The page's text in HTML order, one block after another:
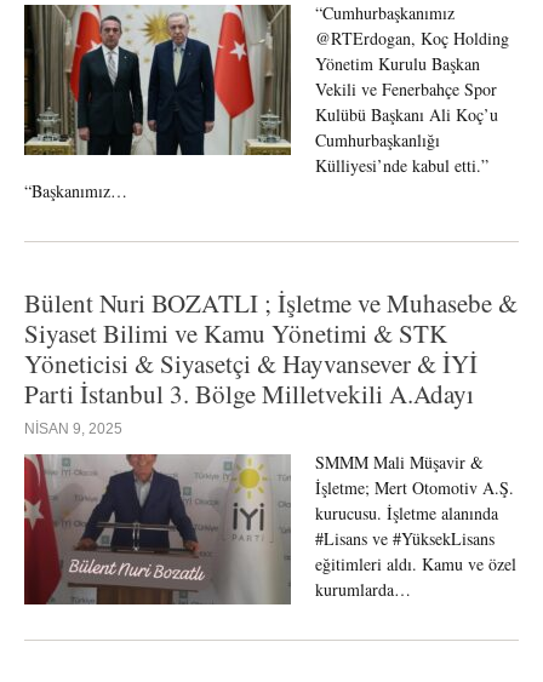
“Cumhurbaşkanımız
@RTErdogan, Koç Holding
Yönetim Kurulu Başkan
Vekili ve Fenerbahçe Spor
Kulübü Başkanı Ali Koç’u
Cumhurbaşkanlığı
Külliyesi’nde kabul etti.”
“Başkanımız…
Bülent Nuri BOZATLI ; İşletme ve Muhasebe &
Siyaset Bilimi ve Kamu Yönetimi & STK
Yöneticisi & Siyasetçi & Hayvansever & İYİ
Parti İstanbul 3. Bölge Milletvekili A.Adayı
NISAN 9, 2025
SMMM Mali Müşavir &
İşletme; Mert Otomotiv A.Ş.
kurucusu. İşletme alanında
#Lisans ve #YüksekLisans
eğitimleri aldı. Kamu ve özel
kurumlarda…